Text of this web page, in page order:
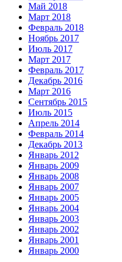
Май 2018
Март 2018
Февраль 2018
Ноябрь 2017
Июль 2017
Март 2017
Февраль 2017
Декабрь 2016
Март 2016
Сентябрь 2015
Июль 2015
Апрель 2014
Февраль 2014
Декабрь 2013
Январь 2012
Январь 2009
Январь 2008
Январь 2007
Январь 2005
Январь 2004
Январь 2003
Январь 2002
Январь 2001
Январь 2000